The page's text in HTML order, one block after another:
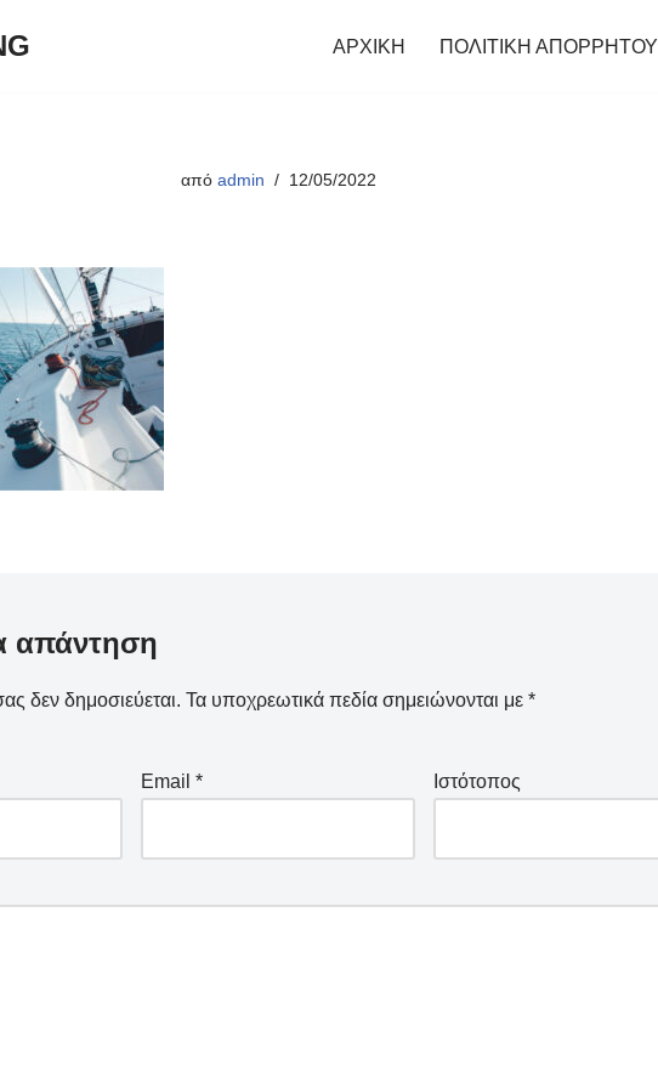
ΑΡΧΙΚΗ ΠΟΛΙΤΙΚΗ ΑΠΟΡΡΗΤΟΥ
από admin 12/05/2022
απάντηση
δεν δημοσιεύεται. Τα υποχρεωτικά πεδία σημειώνονται με *
Email * Ιστότοπος